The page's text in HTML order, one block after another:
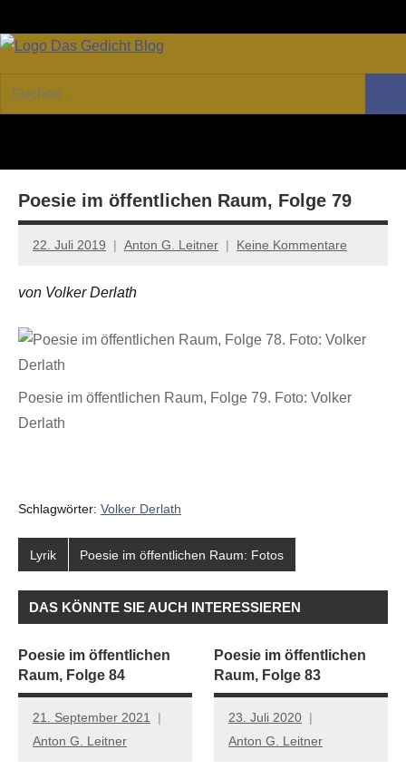
Inhalt
GEDICHT
Forum
von
Lyrik,
Essay
Kritik
Suchen
nach:
Poesie im öffentlichen Raum, Folge 79
22. Juli 2019 Anton G. Leitner Keine Kommentare
von Volker Derlath
Poesie im öffentlichen Raum, Folge 79. Foto: Volker
Derlath
Schlagwörter: Volker Derlath
Lyrik Poesie im öffentlichen Raum: Fotos
DAS KÖNNTE SIE AUCH INTERESSIEREN
Poesie im öffentlichen
Raum, Folge 84
21. September 2021
Anton G. Leitner
Poesie im öffentlichen
Raum, Folge 83
23. Juli 2020
Anton G. Leitner